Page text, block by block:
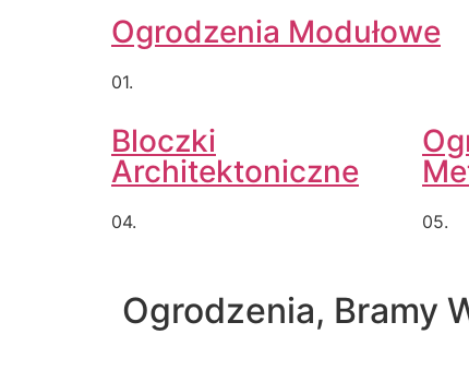
Ogrodzenia Modułowe
01.
Bloczki
Architektoniczne
04. 05.
Ogrodzenia, Bramy